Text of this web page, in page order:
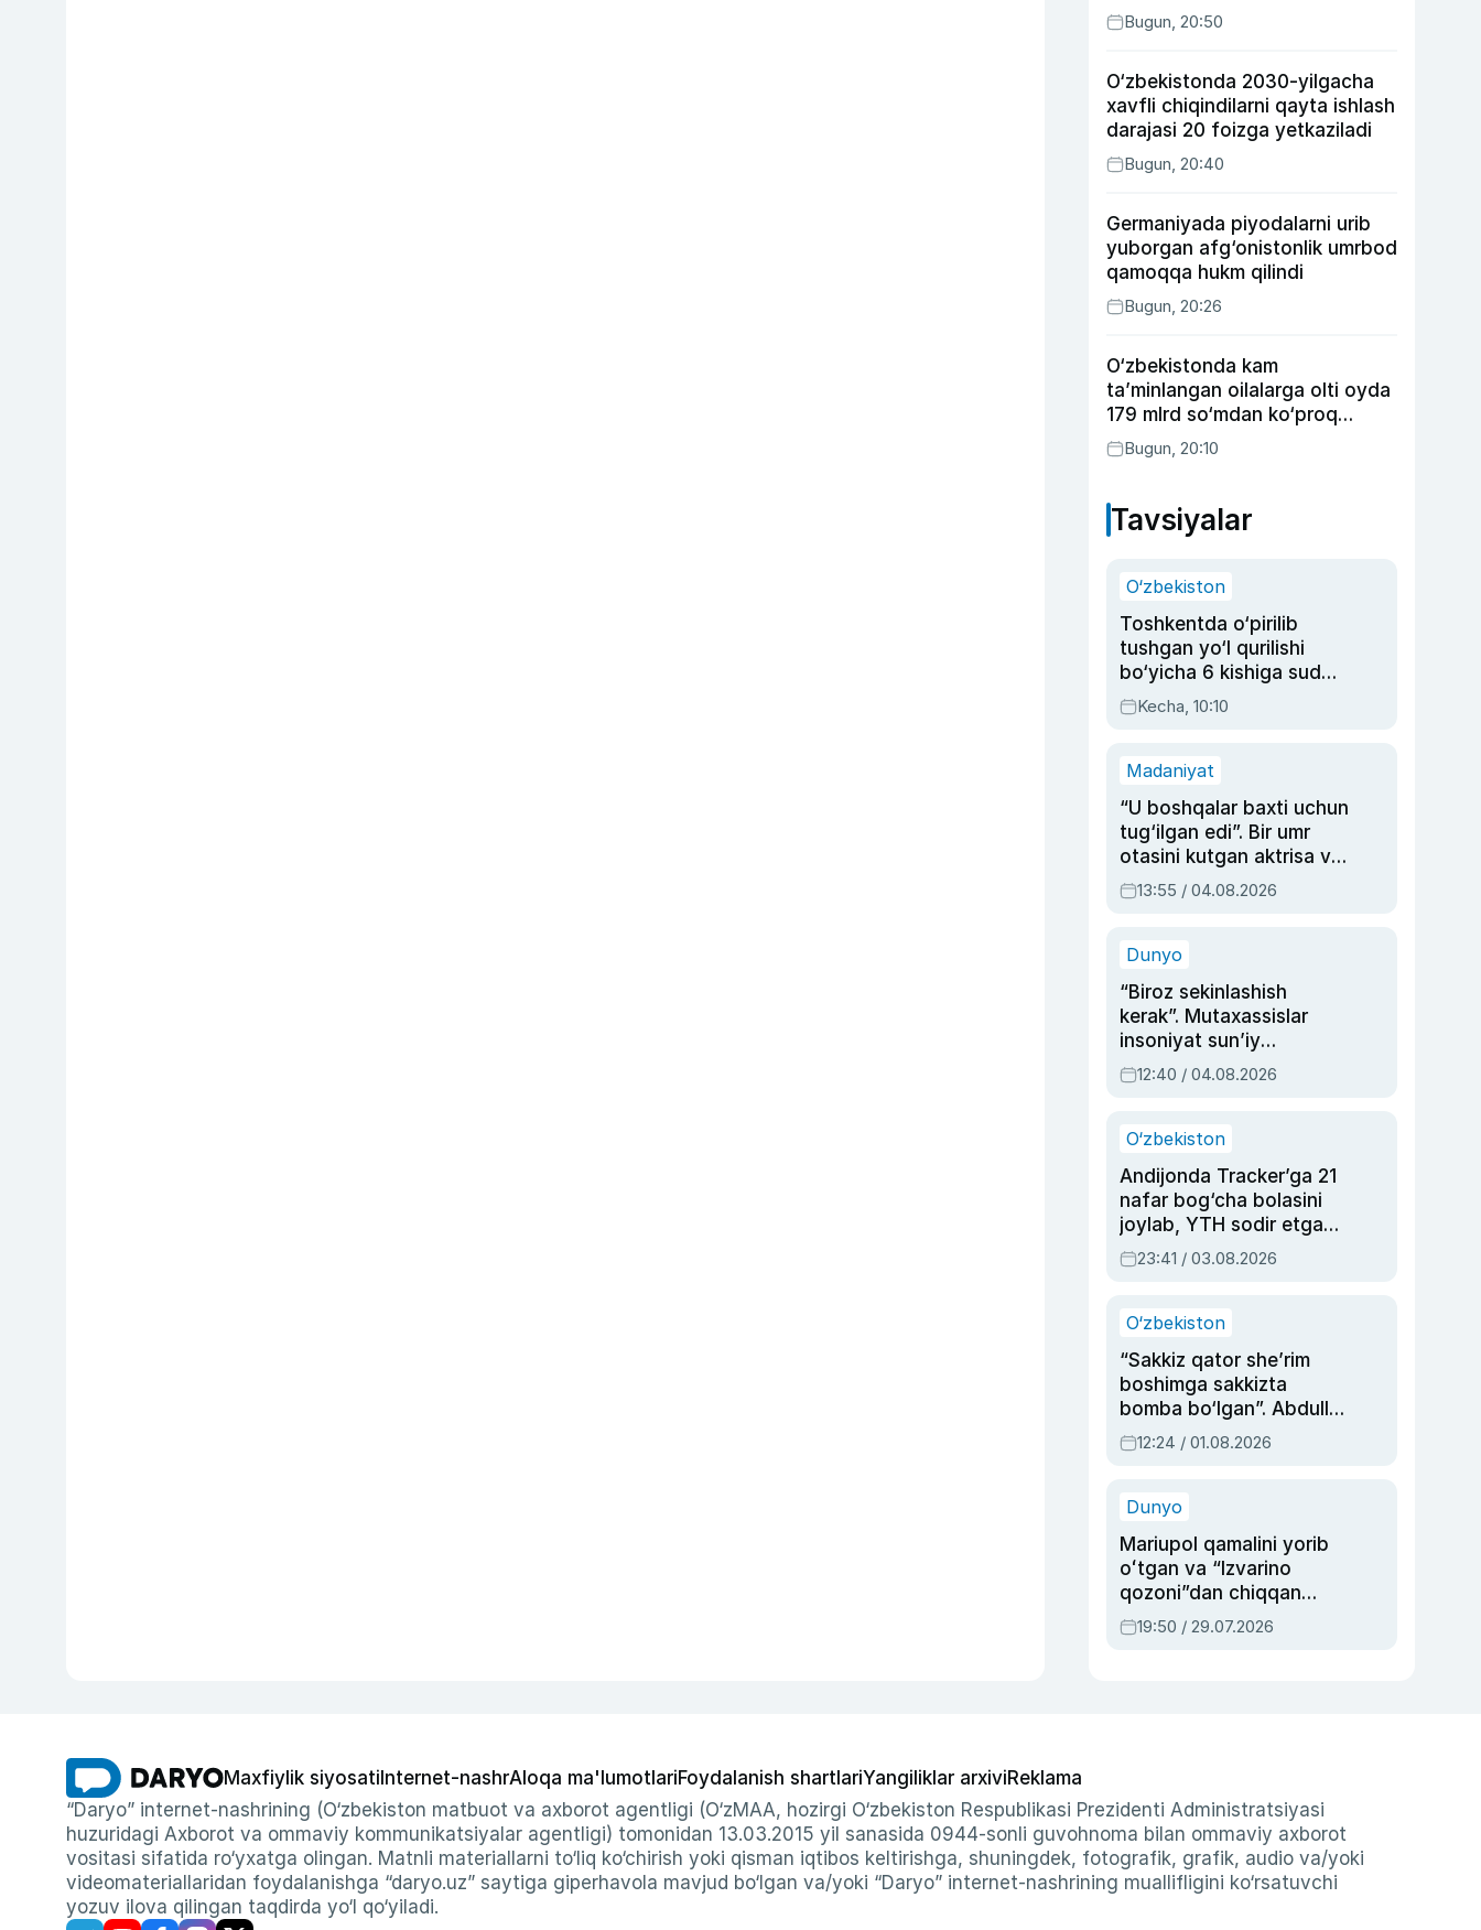
Bugun, 20:50
O‘zbekistonda 2030-yilgacha
xavfli chiqindilarni qayta ishlash
darajasi 20 foizga yetkaziladi
Bugun, 20:40
Germaniyada piyodalarni urib
yuborgan afg‘onistonlik umrbod
qamoqqa hukm qilindi
Bugun, 20:26
O‘zbekistonda kam
ta’minlangan oilalarga olti oyda
179 mlrd so‘mdan ko‘proq
ijtimoiy keshbek to‘lab berildi
Bugun, 20:10
Tavsiyalar
O‘zbekiston
Toshkentda o‘pirilib
tushgan yo‘l qurilishi
bo‘yicha 6 kishiga sud
hukmi o‘qildi
Kecha, 10:10
Madaniyat
“U boshqalar baxti uchun
tug‘ilgan edi”. Bir umr
otasini kutgan aktrisa va
dublyaj ustasi Rimma
Ahmedovaning
13:55 / 04.08.2026
Dunyo
“Biroz sekinlashish
kerak”. Mutaxassislar
insoniyat sun’iy
intellektni boshqara
olmay qolishidan xavotir
12:40 / 04.08.2026
O‘zbekiston
Andijonda Tracker’ga 21
nafar bog‘cha bolasini
joylab, YTH sodir etgan
ayolga sud hukmi o‘qildi
23:41 / 03.08.2026
O‘zbekiston
“Sakkiz qator she’rim
boshimga sakkizta
bomba bo‘lgan”. Abdulla
Oripovni siyosiy
ayblovlardan asrab
12:24 / 01.08.2026
Dunyo
Mariupol qamalini yorib
oʻtgan va “Izvarino
qozoni”dan chiqqan
qahramon — Ukraina
armiyasi bosh
19:50 / 29.07.2026
Maxfiylik siyosati Internet-nashrAloqa ma'lumotlariFoydalanish shartlariYangiliklar arxiviReklama
“Daryo” internet-nashrining (O‘zbekiston matbuot va axborot agentligi (O‘zMAA, hozirgi O‘zbekiston Respublikasi Prezidenti Administratsiyasi
huzuridagi Axborot va ommaviy kommunikatsiyalar agentligi) tomonidan 13.03.2015 yil sanasida 0944-sonli guvohnoma bilan ommaviy axborot
vositasi sifatida ro‘yxatga olingan. Matnli materiallarni to‘liq ko‘chirish yoki qisman iqtibos keltirishga, shuningdek, fotografik, grafik, audio va/yoki
videomateriallaridan foydalanishga “daryo.uz” saytiga giperhavola mavjud bo‘lgan va/yoki “Daryo” internet-nashrining muallifligini ko‘rsatuvchi
yozuv ilova qilingan taqdirda yo‘l qo‘yiladi.